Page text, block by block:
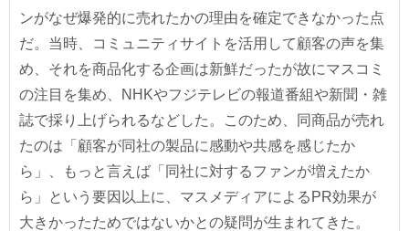
ンがなぜ爆発的に売れたかの理由を確定できなかった点
だ。当時、コミュニティサイトを活用して顧客の声を集
め、それを商品化する企画は新鮮だったが故にマスコミ
の注目を集め、NHKやフジテレビの報道番組や新聞・雑
誌で採り上げられるなどした。このため、同商品が売れ
たのは「顧客が同社の製品に感動や共感を感じたか
ら」、もっと言えば「同社に対するファンが増えたか
ら」という要因以上に、マスメディアによるPR効果が
大きかったためではないかとの疑問が生まれてきた。